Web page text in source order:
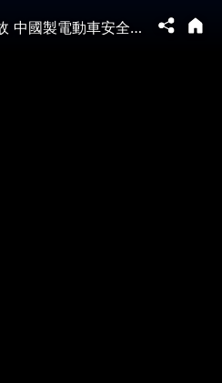
納車後立即發生事故 中國製電動車安全爭議再起